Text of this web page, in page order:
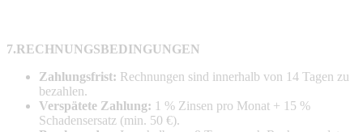
7.RECHNUNGSBEDINGUNGEN
Zahlungsfrist: Rechnungen sind innerhalb von 14 Tagen zu
bezahlen.
Verspätete Zahlung: 1 % Zinsen pro Monat + 15 %
Schadensersatz (min. 50 €).